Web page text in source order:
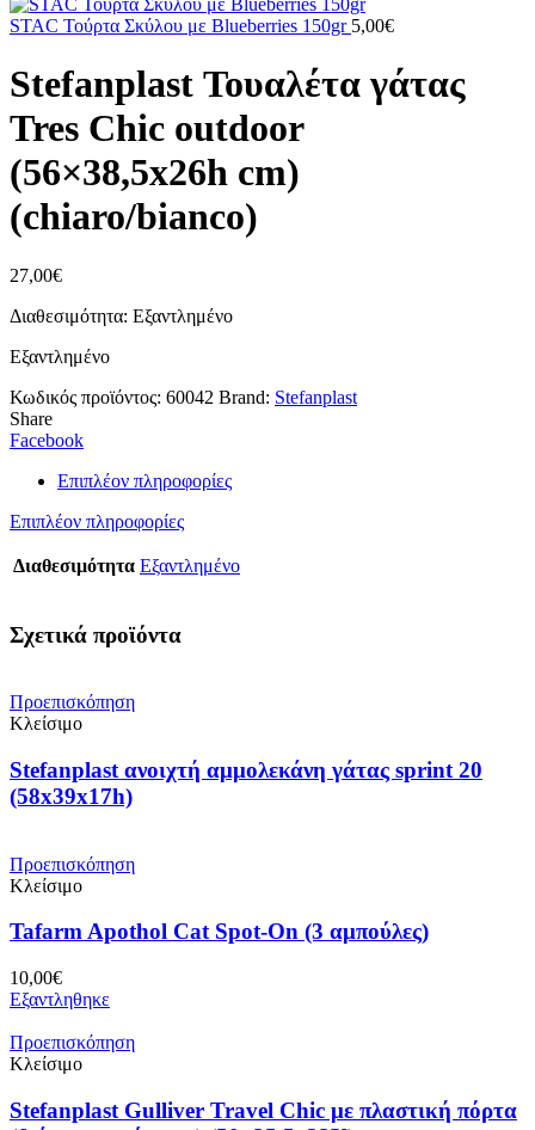
STAC Τούρτα Σκύλου με Blueberries 150gr 5,00€
Stefanplast Τουαλέτα γάτας
Tres Chic outdoor
(56×38,5x26h cm)
(chiaro/bianco)
27,00€
Διαθεσιμότητα: Εξαντλημένο
Εξαντλημένο
Κωδικός προϊόντος: 60042 Brand: Stefanplast
Share
Facebook
Επιπλέον πληροφορίες
Επιπλέον πληροφορίες
Διαθεσιμότητα Εξαντλημένο
Σχετικά προϊόντα
Προεπισκόπηση
Κλείσιμο
Stefanplast ανοιχτή αμμολεκάνη γάτας sprint 20
(58x39x17h)
Προεπισκόπηση
Κλείσιμο
Tafarm Apothol Cat Spot-On (3 αμπούλες)
10,00€
Εξαντληθηκε
Προεπισκόπηση
Κλείσιμο
Stefanplast Gulliver Travel Chic με πλαστική πόρτα